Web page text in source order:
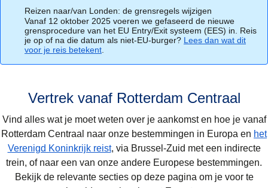
Reizen naar/van Londen: de grensregels wijzigen
Vanaf 12 oktober 2025 voeren we gefaseerd de nieuwe
grensprocedure van het EU Entry/Exit systeem (EES) in. Reis
je op of na die datum als niet-EU-burger? Lees dan wat dit
voor je reis betekent
Vertrek vanaf Rotterdam Centraal
Vind alles wat je moet weten over je aankomst en hoe je vanaf
Rotterdam Centraal naar onze bestemmingen in Europa en het
Verenigd Koninkrijk reist, via Brussel-Zuid met een indirecte
trein, of naar een van onze andere Europese bestemmingen.
Bekijk de relevante secties op deze pagina om je voor te